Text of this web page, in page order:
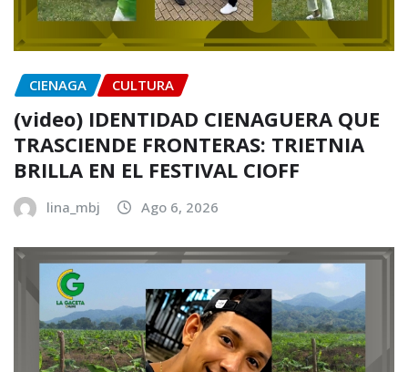
CIENAGA CULTURA
(video) IDENTIDAD CIENAGUERA QUE
TRASCIENDE FRONTERAS: TRIETNIA
BRILLA EN EL FESTIVAL CIOFF
lina_mbj Ago 6, 2026